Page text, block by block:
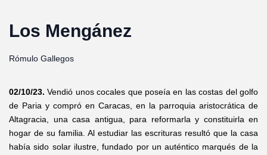
Los Mengánez
Rómulo Gallegos
02/10/23. Vendió unos cocales que poseía en las costas del golfo
de Paria y compró en Caracas, en la parroquia aristocrática de
Altagracia, una casa antigua, para reformarla y constituirla en
hogar de su familia. Al estudiar las escrituras resultó que la casa
había sido solar ilustre, fundado por un auténtico marqués de la